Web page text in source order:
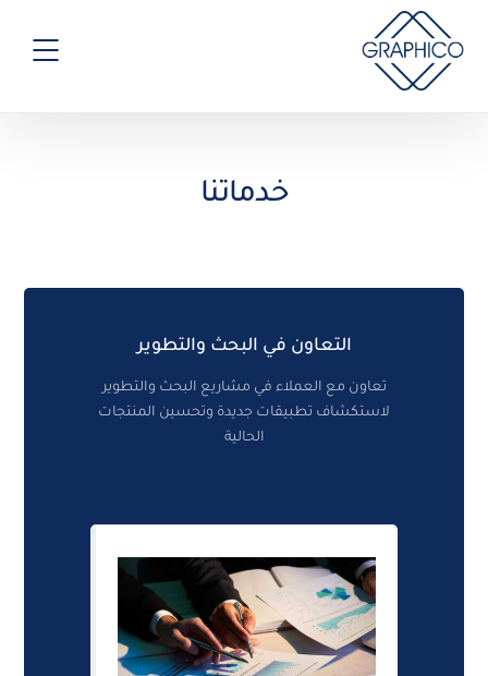
خدماتنا
التعاون في البحث والتطوير
تعاون مع العملاء في مشاريع البحث والتطوير
لاستكشاف تطبيقات جديدة وتحسين المنتجات
الحالية